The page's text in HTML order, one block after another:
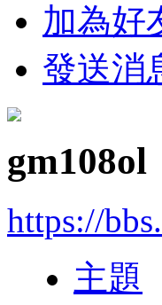
加為好
發送消
gm108ol
https://
主題